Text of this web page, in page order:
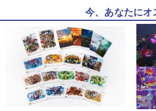
今、あなたにオ